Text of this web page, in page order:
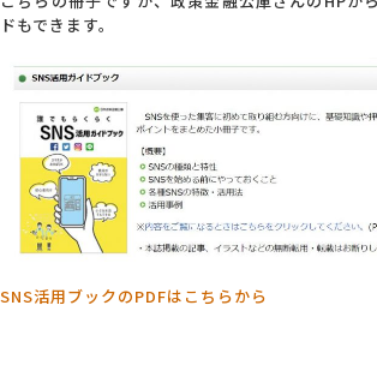
ドもできます。
SNS活用ブックのPDFはこちらから